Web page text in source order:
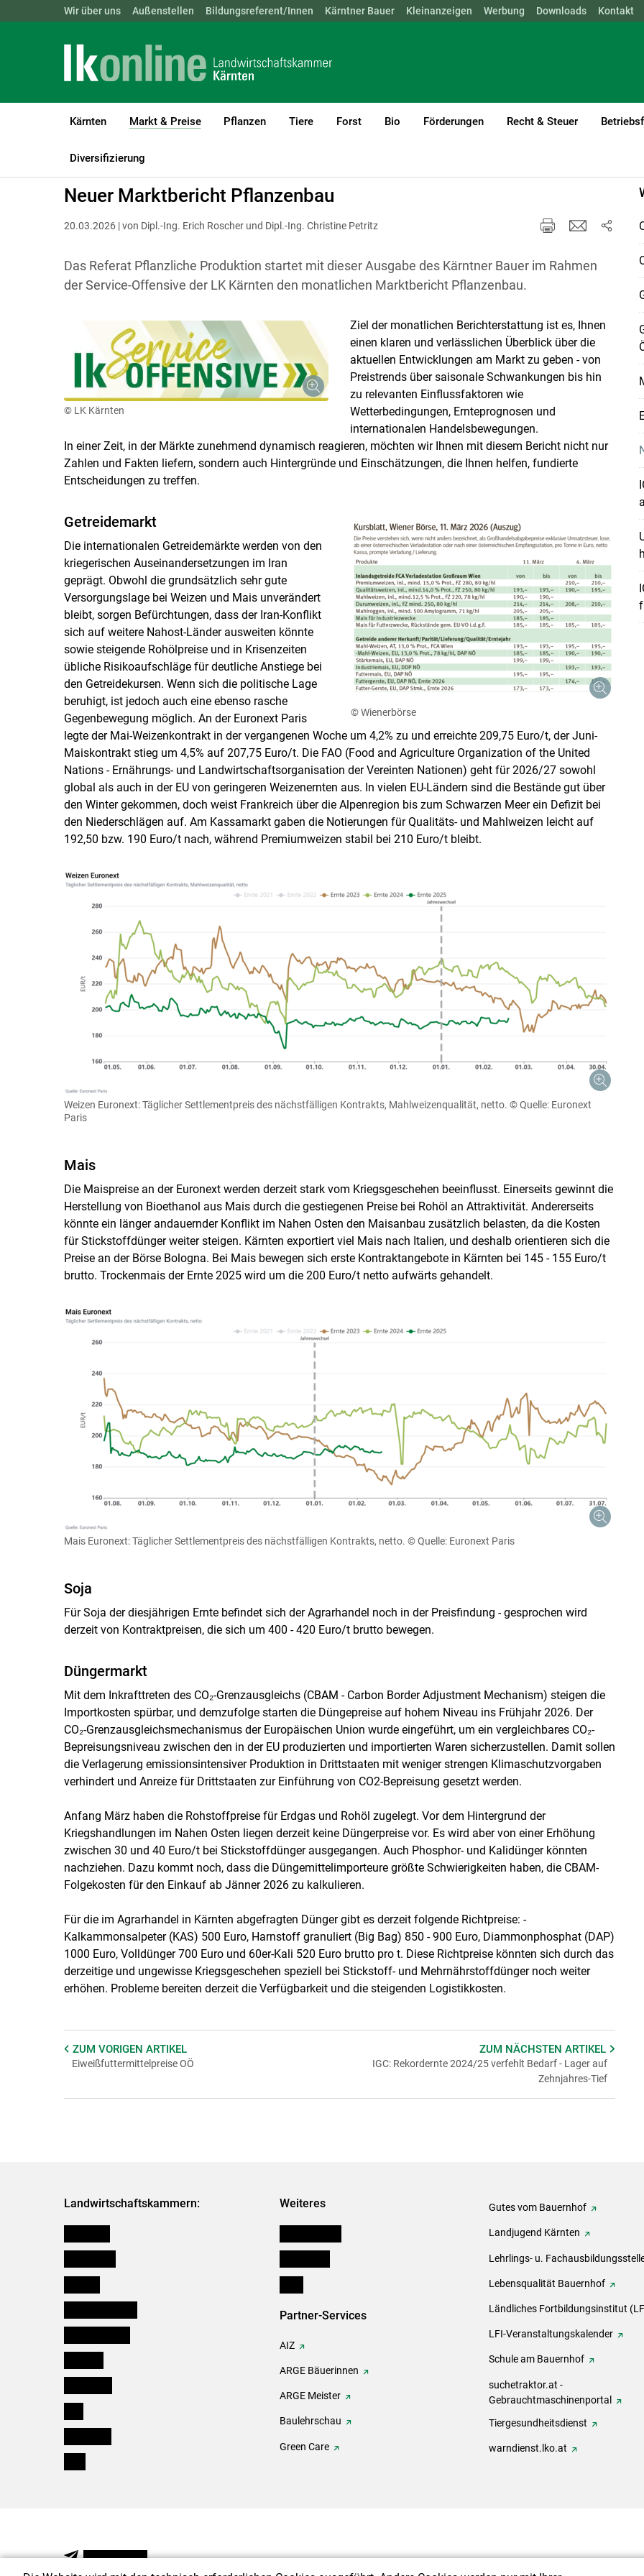
Skip to main content
Landwirtschaftskammern: ÖSTERREICH BGLD KTN NÖ OÖ SBG STMK TIROL VBG WIEN
Wir über uns Außenstellen Bildungsreferent/Innen Kärntner Bauer Kleinanzeigen Werbung Downloads Kontakt
Kärnten Markt & Preise
(current)1
Pflanzen Tiere Forst Bio Förderungen Recht & Steuer
Diversifizierung
LK Kärnten Markt & Preise
Neuer Marktbericht Pflanzenbau
20.03.2026 | von Dipl.-Ing. Erich Roscher und Dipl.-Ing. Christine Petritz
Das Referat Pflanzliche Produktion startet mit dieser Ausgabe des Kärntner Bauer im Rahmen
der Service-Offensive der LK Kärnten den monatlichen Marktbericht Pflanzenbau.
© LK Kärnten
Ziel der monatlichen Berichterstattung ist es, Ihnen
einen klaren und verlässlichen Überblick über die
aktuellen Entwicklungen am Markt zu geben - von
Preistrends über saisonale Schwankungen bis hin
zu relevanten Einflussfaktoren wie
Wetterbedingungen, Ernteprognosen und
internationalen Handelsbewegungen.
In einer Zeit, in der Märkte zunehmend dynamisch reagieren, möchten wir Ihnen mit diesem Bericht nicht nur
Zahlen und Fakten liefern, sondern auch Hintergründe und Einschätzungen, die Ihnen helfen, fundierte
Entscheidungen zu treffen.
© Wienerbörse
Getreidemarkt
Die internationalen Getreidemärkte werden von den
kriegerischen Auseinandersetzungen im Iran
geprägt. Obwohl die grundsätzlich sehr gute
Versorgungslage bei Weizen und Mais unverändert
bleibt, sorgen Befürchtungen, dass der Iran-Konflikt
sich auf weitere Nahost-Länder ausweiten könnte
sowie steigende Rohölpreise und in Krisenzeiten
übliche Risikoaufschläge für deutliche Anstiege bei
den Getreidekursen. Wenn sich die politische Lage
beruhigt, ist jedoch auch eine ebenso rasche
Gegenbewegung möglich. An der ­Euronext Paris
legte der Mai-Weizenkontrakt in der vergangenen Woche um 4,2% zu und erreichte 209,75 Euro/​t, der Juni-
Maiskontrakt stieg um 4,5% auf 207,75 Euro/​t. Die FAO (Food and Agriculture ­Organization of the United
Nations - Ernährungs- und Landwirtschaftsorganisation der Vereinten Nationen) geht für 2026/​27 sowohl
global als auch in der EU von geringeren Weizenernten aus. In vielen EU-Ländern sind die Bestände gut über
den Winter gekommen, doch weist Frankreich über die Alpenregion bis zum Schwarzen Meer ein Defizit bei
den Niederschlägen auf. Am Kassamarkt gaben die Notierungen für Qualitäts- und Mahlweizen leicht auf
192,50 bzw. 190 Euro/​t nach, während Premiumweizen stabil bei 210 Euro/​t bleibt.
Weizen Euronext: Täglicher Settlementpreis des nächstfälligen Kontrakts, Mahlweizenqualität, netto. © Quelle: Euronext
Paris
Mais
Die Maispreise an der Euronext werden derzeit stark vom Kriegsgeschehen beeinflusst. Einerseits gewinnt die
Herstellung von Bioethanol aus Mais durch die gestiegenen Preise bei Rohöl an Attraktivität. Andererseits
könnte ein länger andauernder Konflikt im Nahen Osten den Maisanbau zusätzlich belasten, da die Kosten
für Stickstoffdünger weiter steigen. Kärnten exportiert viel Mais nach Italien, und deshalb orientieren sich die
Preise an der Börse Bologna. Bei Mais bewegen sich erste Kontraktangebote in Kärnten bei 145 - 155 Euro/​t
brutto. Trockenmais der Ernte 2025 wird um die 200 Euro/​t netto aufwärts gehandelt.
Mais Euronext: Täglicher Settlementpreis des nächstfälligen Kontrakts, netto. © Quelle: Euronext Paris
Soja
Für Soja der diesjährigen Ernte befindet sich der Agrarhandel noch in der Preisfindung - gesprochen wird
derzeit von Kontraktpreisen, die sich um 400 - 420 Euro/​t brutto bewegen.
Düngermarkt
Mit dem Inkrafttreten des CO₂-Grenzausgleichs (CBAM - Carbon Border Adjustment Mechanism) steigen die
Importkosten spürbar, und demzufolge starten die Düngepreise auf hohem Niveau ins Frühjahr 2026. Der
CO₂-Grenz­ausgleichsmechanismus der Europäischen Union wurde eingeführt, um ein vergleichbares CO₂-
Bepreisungsniveau zwischen den in der EU produzierten und importierten Waren sicherzustellen. Damit sollen
die Verlagerung emissionsintensiver Produktion in Drittstaaten mit weniger strengen Klimaschutzvorgaben
verhindert und Anreize für Drittstaaten zur Einführung von CO2-Bepreisung gesetzt werden.
Anfang März haben die Rohstoffpreise für Erdgas und Rohöl zugelegt. Vor dem Hintergrund der
Kriegshandlungen im Nahen Osten liegen derzeit keine Düngerpreise vor. Es wird aber von einer Erhöhung
zwischen 30 und 40 Euro/​t bei Stickstoffdünger ausgegangen. Auch Phosphor- und Kalidünger könnten
nachziehen. Dazu kommt noch, dass die Düngemittelimporteure größte Schwierigkeiten haben, die CBAM-
Folgekosten für den Einkauf ab Jänner 2026 zu kalkulieren.
Für die im Agrarhandel in Kärnten abgefragten Dünger gibt es derzeit folgende Richtpreise: ­
Kalkammonsalpeter (KAS) 500 Euro, Harnstoff granuliert (Big Bag) 850 - 900 Euro, Diammonphosphat (DAP)
1000 Euro, Volldünger 700 Euro und 60er-­Kali 520 Euro brutto pro t. Diese Richtpreise könnten sich durch das
derzeitige und ungewisse Kriegsgeschehen speziell bei Stickstoff- und Mehrnährstoffdünger noch weiter
erhöhen. Probleme bereiten derzeit die Verfügbarkeit und die steigenden Logistikkosten.
ZUM VORIGEN ARTIKEL
Eiweißfuttermittelpreise OÖ
ZUM NÄCHSTENARTIKEL
IGC: Rekordernte 2024/25 verfehlt Bedarf - Lager auf
Zehnjahres-Tief
Landwirtschaftskammern: Weiteres
Partner-Services
AIZ
ARGE Bäuerinnen
ARGE Meister
Baulehrschau
Green Care
Gutes vom Bauernhof
Landjugend Kärnten
Lehrlings- u.
Lebensqualität Bauernhof
Ländliches Fortbildungsinstitut
LFI-Veranstaltungskalender
Schule am Bauernhof
suchetraktor.at -
Gebrauchtmaschinenportal
Tiergesundheitsdienst
warndienst.lko.at
NEWSLETTER